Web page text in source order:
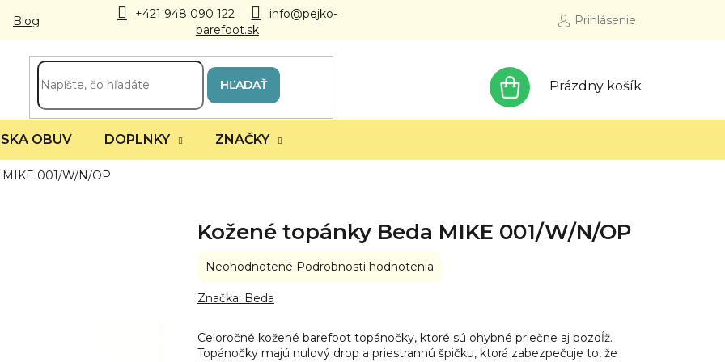
+421 948 090 122
info@pejko-
barefoot.sk
Blog Prihlásenie
HĽADAŤ
KOŠÍK
Prázdny košík
OBUV DOPLNKY ZNAČKY
001/W/N/OP
Kožené topánky Beda MIKE 001/W/N/OP
Celoročné kožené barefoot topánočky, ktoré sú ohybné priečne aj pozdĺž.
Topánočky majú nulový drop a priestrannú špičku, ktorá zabezpečuje to, že
Priemerné
produktu
z
5
Neohodnotené Podrobnosti hodnotenia
Značka: Beda